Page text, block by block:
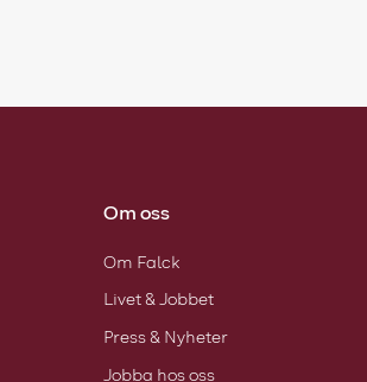
Om oss
Om Falck
Livet & Jobbet
Press & Nyheter
Jobba hos oss